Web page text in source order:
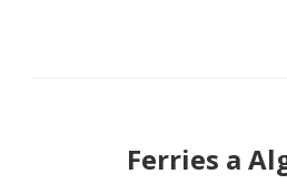
Ferries a